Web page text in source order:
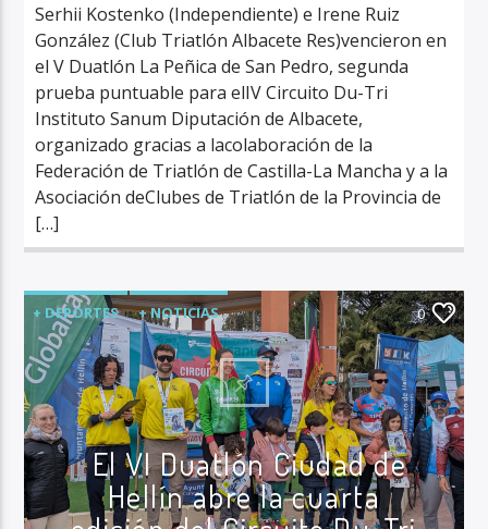
Serhii Kostenko (Independiente) e Irene Ruiz
González (Club Triatlón Albacete Res)vencieron en
el V Duatlón La Peñica de San Pedro, segunda
prueba puntuable para elIV Circuito Du-Tri
Instituto Sanum Diputación de Albacete,
organizado gracias a lacolaboración de la
Federación de Triatlón de Castilla-La Mancha y a la
Asociación deClubes de Triatlón de la Provincia de
[…]
+ DEPORTES
+ NOTICIAS
DIPUTACIÓN DE ALBACETE
DUATLÓN
RADIO MARCA ALBACETE
ÚLTIMA HORA
0
El VI Duatlón Ciudad de
Hellín abre la cuarta